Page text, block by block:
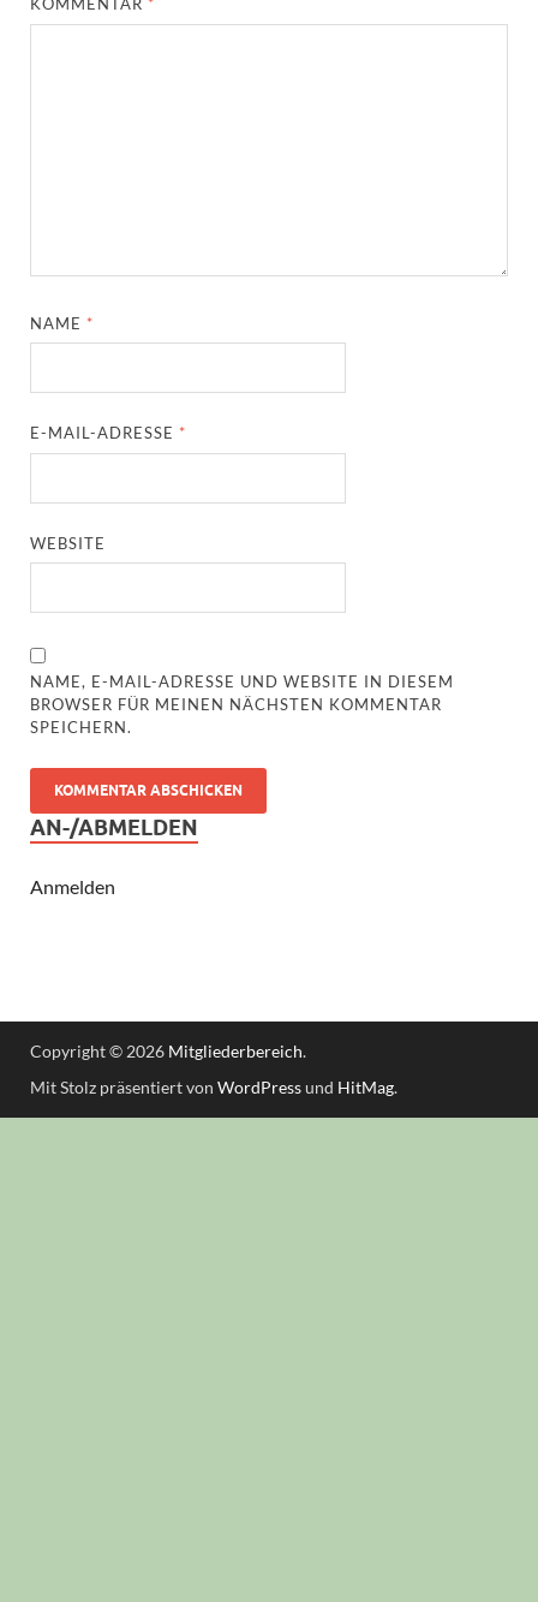
NAME *
E-MAIL-ADRESSE *
WEBSITE
NAME, E-MAIL-ADRESSE UND WEBSITE IN DIESEM
BROWSER FÜR MEINEN NÄCHSTEN KOMMENTAR
SPEICHERN.
AN-/ABMELDEN
Anmelden
Copyright © 2026 Mitgliederbereich.
Mit Stolz präsentiert von WordPressund HitMag.